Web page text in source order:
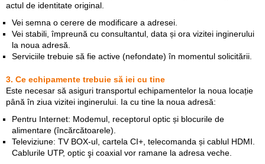
actul de identitate original.
Vei semna o cerere de modificare a adresei.
Vei stabili, împreună cu consultantul, data și ora vizitei inginerului
la noua adresă.
Serviciile trebuie să fie active (nefondate) în momentul solicitării.
3. Ce echipamente trebuie să iei cu tine
Este necesar să asiguri transportul echipamentelor la noua locație
până în ziua vizitei inginerului. Ia cu tine la noua adresă:
Pentru Internet: Modemul, receptorul optic și blocurile de
alimentare (încărcătoarele).
Televiziune: TV BOX-ul, cartela CI+, telecomanda și cablul HDMI.
Cablurile UTP, optic şi coaxial vor ramane la adresa veche.